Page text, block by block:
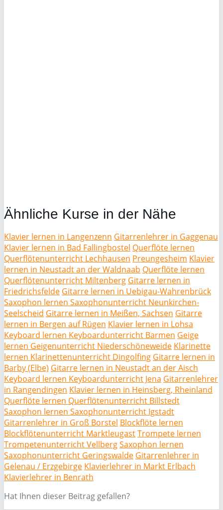
Ähnliche Kurse in der Nähe
Klavier lernen in Langenzenn Gitarrenlehrer in Gaggenau
Klavier lernen in Bad Fallingbostel Querflöte lernen
Querflötenunterricht Lechhausen Preungesheim Klavier
lernen in Neustadt an der Waldnaab Querflöte lernen
Querflötenunterricht Miltenberg Gitarre lernen in
Friedrichsfelde Gitarre lernen in Uebigau-Wahrenbrück
Saxophon lernen Saxophonunterricht Neunkirchen-
Seelscheid Gitarre lernen in Meißen, Sachsen Gitarre
lernen in Bergen auf Rügen Klavier lernen in Lohsa
Keyboard lernen Keyboardunterricht Barmen Geige
lernen Geigenunterricht Niederschöneweide Klarinette
lernen Klarinettenunterricht Dingolfing Gitarre lernen in
Barby (Elbe) Gitarre lernen in Neustadt an der Aisch
Keyboard lernen Keyboardunterricht Jena Gitarrenlehrer
in Rangendingen Klavier lernen in Heinsberg, Rheinland
Querflöte lernen Querflötenunterricht Billstedt
Saxophon lernen Saxophonunterricht Igstadt
Gitarrenlehrer in Groß Borstel Blockflöte lernen
Blockflötenunterricht MarktleugastTrompete lernen
Trompetenunterricht VellbergSaxophon lernen
Saxophonunterricht Geringswalde Gitarrenlehrer in
Gelenau / Erzgebirge Klavierlehrer in Markt Erlbach
Klavierlehrer in Benrath
Hat Ihnen dieser Beitrag gefallen?